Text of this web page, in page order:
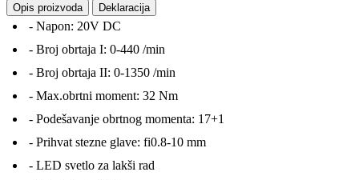
Opis proizvoda Deklaracija
- Napon: 20V DC
- Broj obrtaja I: 0-440 /min
- Broj obrtaja II: 0-1350 /min
- Max.obrtni moment: 32 Nm
- Podešavanje obrtnog momenta: 17+1
- Prihvat stezne glave: fi0.8-10 mm
- LED svetlo za lakši rad